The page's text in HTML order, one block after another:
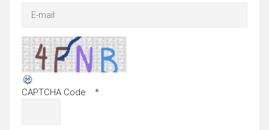
CAPTCHA Code *